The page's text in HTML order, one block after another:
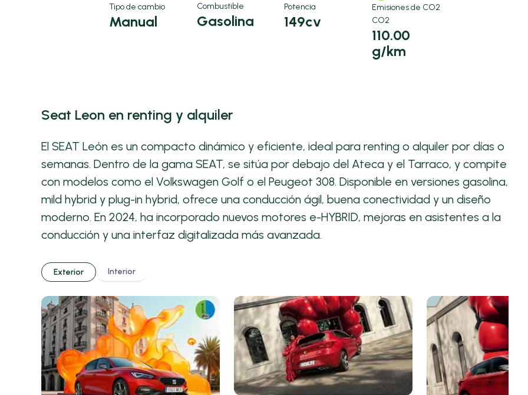
Tipo de cambio
Manual
Combustible
Gasolina
Potencia
149cv
Emisiones de CO2
CO2
110.00
g/km
Seat Leon en renting y alquiler
El SEAT León es un compacto dinámico y eficiente, ideal para renting o alquiler por días o
semanas. Dentro de la gama SEAT, se sitúa por debajo del Ateca y el Tarraco, y compite
con modelos como el Volkswagen Golf o el Peugeot 308. Disponible en versiones gasolina,
mild hybrid y plug-in hybrid, ofrece una conducción ágil, buena conectividad y un diseño
moderno. En 2024, ha incorporado nuevos motores e-HYBRID, mejoras en asistentes a la
conducción y una interfaz digitalizada más avanzada.
Exterior Interior